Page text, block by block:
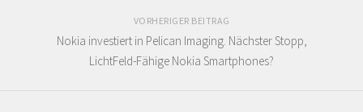
VORHERIGER BEITRAG
Nokia investiert in Pelican Imaging. Nächster Stopp,
LichtFeld-Fähige Nokia Smartphones?